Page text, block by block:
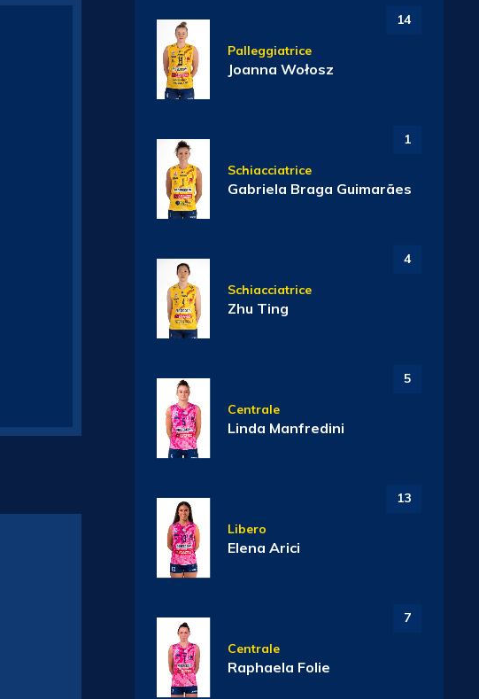
14
Palleggiatrice
Joanna Wołosz
1
Schiacciatrice
Gabriela Braga Guimarães
4
Schiacciatrice
Zhu Ting
5
Centrale
Linda Manfredini
13
Libero
Elena Arici
7
Centrale
Raphaela Folie